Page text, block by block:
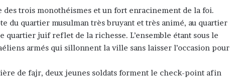
des trois monothéismes et un fort enracinement de la foi.
du quartier musulman très bruyant et très animé, au quartier
quartier juif reflet de la richesse. L’ensemble étant sous le
armés qui sillonnent la ville sans laisser l’occasion pour
de fajr, deux jeunes soldats forment le check-point afin